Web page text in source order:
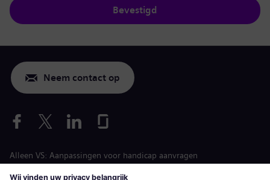
Bevestigd
Neem contact op
Alleen VS: Aanpassingen voor handicap aanvragen